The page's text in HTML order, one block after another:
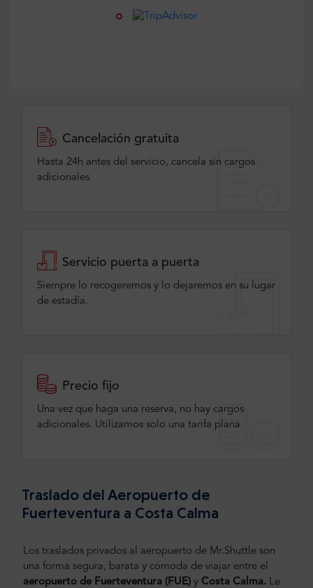
Cancelación gratuita
Hasta 24h antes del servicio, cancela sin cargos
adicionales
Servicio puerta a puerta
Siempre lo recogeremos y lo dejaremos en su lugar
de estadía.
Precio fijo
Una vez que haga una reserva, no hay cargos
adicionales. Utilizamos solo una tarifa plana
Traslado del Aeropuerto de
Fuerteventura a Costa Calma
Los traslados privados al aeropuerto de Mr.Shuttle son
una forma segura, barata y cómoda de viajar entre el
aeropuerto de Fuerteventura (FUE) y Costa Calma. Le